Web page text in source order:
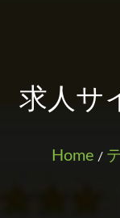
求人サ
Home /